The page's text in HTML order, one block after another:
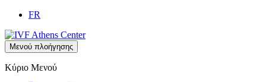
FR
Μενού πλοήγησης
Κύριο Μενού